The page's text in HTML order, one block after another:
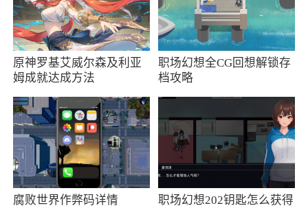
2、蛋仔派对可以在这里下载最新的本，蛋仔
派对中有无限的蛋仔币，也就是金币，还有无限
的星币可以使用，直接抽蛋仔和皮肤都是免费
的，蛋仔派对的玩法和糖豆人一样，都是派对搞
笑的方式，不同的是蛋仔派对的道具更多，还能
创造关卡哦
3、蛋仔派对是一款独特的多人互动休闲手
游，游戏中玩家能够进行独特的魔性蛋仔碰撞对
决，并且蛋仔派对还无需资格就能抢先体验，和
原神罗基艾威尔森及利亚
姆成就达成方法
职场幻想全CG回想解锁存
档攻略
腐败世界作弊码详情 职场幻想202钥匙怎么获得